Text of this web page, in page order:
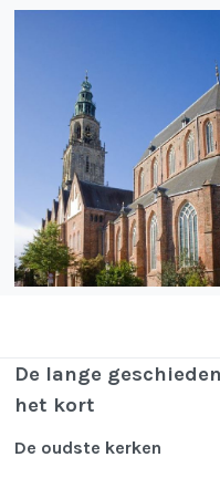
De lange
het kort
De oudste kerken